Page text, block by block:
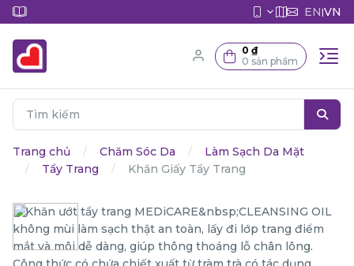
EN|VN
0 ₫
0 sản phẩm
Trang chủ Chăm Sóc Da
Làm Sạch Da Mặt
Tẩy Trang
Khăn Giấy Tẩy Trang